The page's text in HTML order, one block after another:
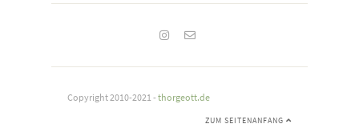
Copyright 2010-2021 - thorgeott.de
ZUM SEITENANFANG